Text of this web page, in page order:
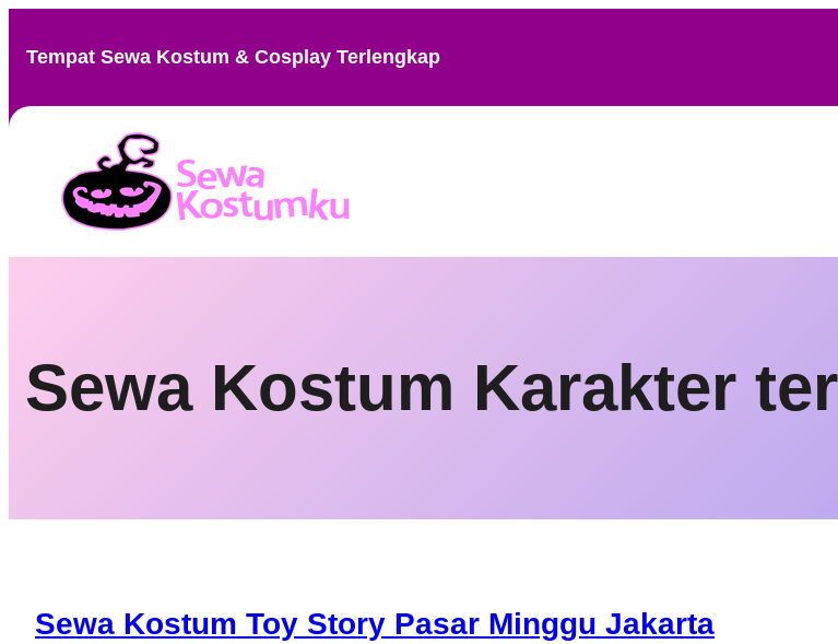
content
Tempat Sewa Kostum & Cosplay Terlengkap
Sewa Kostum Karakter
Sewa Kostum Toy Story Pasar Minggu Jakarta